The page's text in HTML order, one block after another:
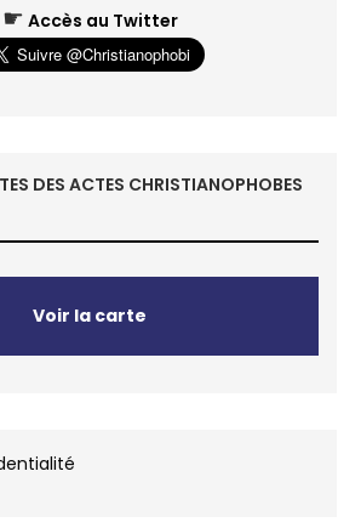
☛ Accès au Twitter
DES ACTES CHRISTIANOPHOBES
Voir la carte